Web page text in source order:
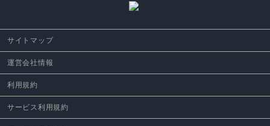
サイトマップ
運営会社情報
利用規約
サービス利用規約